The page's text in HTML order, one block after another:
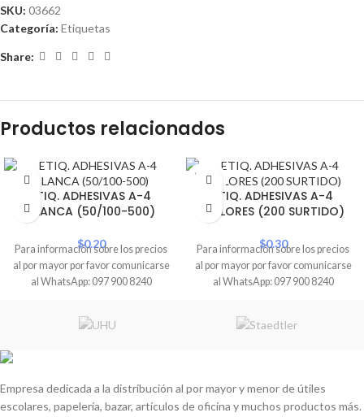
SKU: 03662
Categoría: Etiquetas
Share:
Productos relacionados
ETIQ. ADHESIVAS A-4
BLANCA (50/100-500)
$0.20
Para información sobre los precios
al por mayor por favor comunicarse
al WhatsApp: 097 900 8240
SOLD
OUT
ETIQ. ADHESIVAS A-4
COLORES (200 SURTIDO)
$0.30
Para información sobre los precios
al por mayor por favor comunicarse
al WhatsApp: 097 900 8240
Empresa dedicada a la distribución al por mayor y menor de útiles
escolares, papelería, bazar, artículos de oficina y muchos productos más.